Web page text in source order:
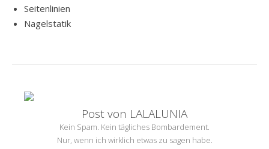
Seitenlinien
Nagelstatik
Post von LALALUNIA
Kein Spam. Kein tägliches Bombardement.
Nur, wenn ich wirklich etwas zu sagen habe.